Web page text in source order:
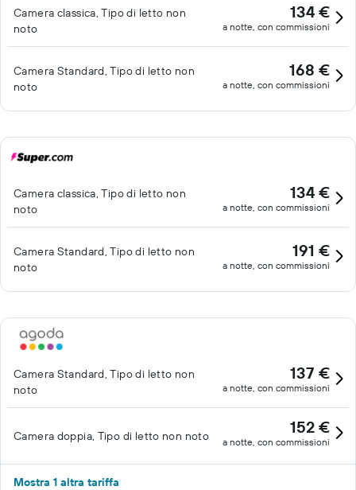
Camera classica, Tipo di letto non
noto
134 €
a notte, con commissioni
Camera Standard, Tipo di letto non
noto
168 €
a notte, con commissioni
Camera classica, Tipo di letto non
noto
134 €
a notte, con commissioni
Camera Standard, Tipo di letto non
noto
191 €
a notte, con commissioni
Camera Standard, Tipo di letto non
noto
137 €
a notte, con commissioni
Camera doppia, Tipo di letto non noto 152 €
a notte, con commissioni
Mostra 1 altra tariffa